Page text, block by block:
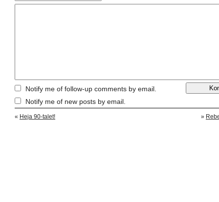
Notify me of follow-up comments by email.
Notify me of new posts by email.
« Heja 90-talet! »